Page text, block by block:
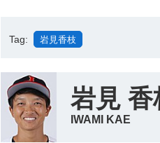
Tag: 岩見香枝
岩見 香
IWAMI KAE